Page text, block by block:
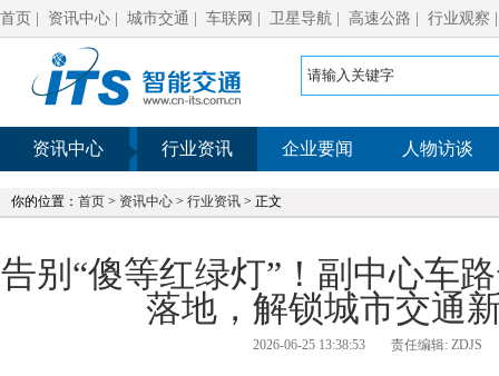
首页 资讯中心 城市交通 车联网 卫星导航 高速公路 行业观察
资讯中心 行业资讯 企业要闻 人物访谈
你的位置： 首页 > 资讯中心 > 行业资讯 > 正文
告别“傻等红绿灯”！副中心车
落地，解锁城市交通
2026-06-25 13:38:53 责任编辑: ZDJS